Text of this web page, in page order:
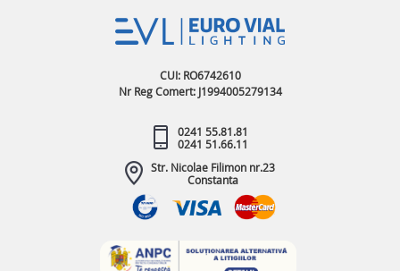
CUI: RO6742610
Nr Reg Comert: J1994005279134
0241 55.81.81
0241 51.66.11
Str. Nicolae Filimon nr.23
Constanta